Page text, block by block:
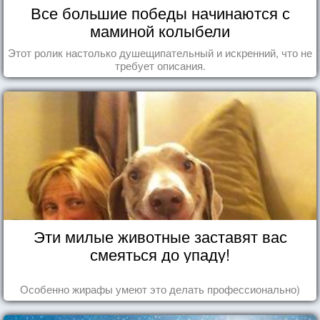
Все большие победы начинаются с
маминой колыбели
Этот ролик настолько душещипательный и искренний, что не
требует описания.
Эти милые животные заставят вас
смеяться до упаду!
Особенно жирафы умеют это делать профессионально)